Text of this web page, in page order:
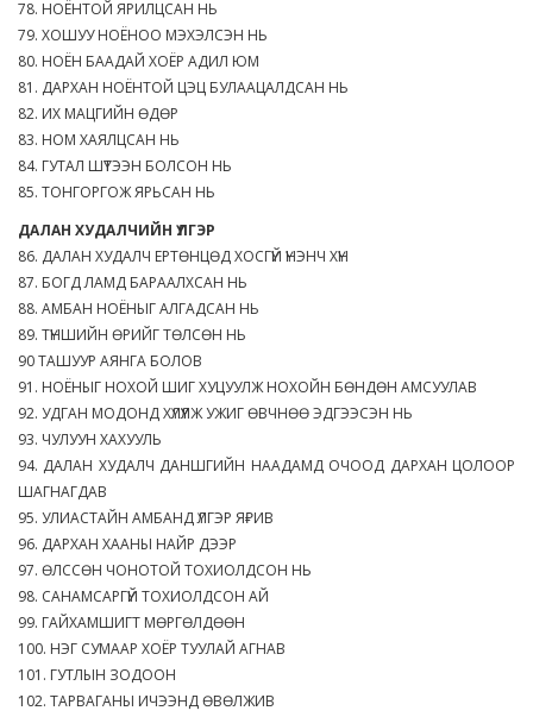
78. НОЁНТОЙ ЯРИЛЦСАН НЬ
79. ХОШУУ НОЁНОО МЭХЭЛСЭН НЬ
80. НОЁН БААДАЙ ХОЁР АДИЛ ЮМ
81. ДАРХАН НОЁНТОЙ ЦЭЦ БУЛААЦАЛДСАН НЬ
82. ИХ МАЦГИЙН ӨДӨР
83. НОМ ХАЯЛЦСАН НЬ
84. ГУТАЛ ШҮТЭЭН БОЛСОН НЬ
85. ТОНГОРГОЖ ЯРЬСАН НЬ
ДАЛАН ХУДАЛЧИЙН ҮЛГЭР
86. ДАЛАН ХУДАЛЧ ЕРТӨНЦӨД ХОСГҮЙ ҮНЭНЧ ХҮН
87. БОГД ЛАМД БАРААЛХСАН НЬ
88. АМБАН НОЁНЫГ АЛГАДСАН НЬ
89. ТҮНШИЙН ӨРИЙГ ТӨЛСӨН НЬ
90 ТАШУУР АЯНГА БОЛОВ
91. НОЁНЫГ НОХОЙ ШИГ ХУЦУУЛЖ НОХОЙН БӨНДӨН АМСУУЛАВ
92. УДГАН МОДОНД ХҮЛҮҮЛЖ УЖИГ ӨВЧНӨӨ ЭДГЭЭСЭН НЬ
93. ЧУЛУУН ХАХУУЛЬ
94. ДАЛАН ХУДАЛЧ ДАНШГИЙН НААДАМД ОЧООД ДАРХАН ЦОЛООР
ШАГНАГДАВ
95. УЛИАСТАЙН АМБАНД ҮЛГЭР Я₽ИВ
96. ДАРХАН ХААНЫ НАЙР ДЭЭР
97. ӨЛССӨН ЧОНОТОЙ ТОХИОЛДСОН НЬ
98. САНАМСАРГҮЙ ТОХИОЛДСОН АЙ
99. ГАЙХАМШИГТ МӨРГӨЛДӨӨН
100. НЭГ СУМААР ХОЁР ТУУЛАЙ АГНАВ
101. ГУТЛЫН ЗОДООН
102. ТАРВАГАНЫ ИЧЭЭНД ӨВӨЛЖИВ